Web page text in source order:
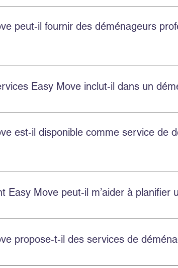
propose des solutions économiques et
peut-il fournir des déménageurs
intervient aussi bien pour les petits
Easy Move inclut-il dans un
commercial inclut la planification, le
est-il disponible comme service de
intervient partout au Québec, y compris
Easy Move peut-il m’aider à
obtenez une soumission gratuite,
propose-t-il des services de
propose des services rapides et flexibles